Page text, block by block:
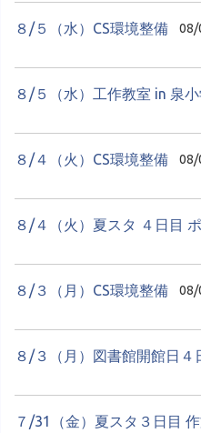
８/５（水）CS環境整備 08/
８/５（水）工作教室 in 泉
８/４（火）CS環境整備 08/
８/４（火）夏スタ ４日目
８/３（月）CS環境整備 08/
８/３（月）図書館開館日４
７/31（金）夏スタ３日目